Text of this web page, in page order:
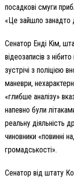
посадкові смуги
«Це зайшло занадто
Сенатор Енді Кім,
відеозаписів з
зустрічі з поліцією
маневри,
«глибше аналізу»
напевно були
реальну діяльність
чиновники «повинні
громадськості».
Сенатор від штату